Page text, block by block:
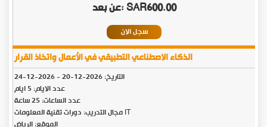
SAR600.00
سجل الان
الذكاء الاصطناعي التطبيقي في الأعمال واتخاذ القرار
التاريخ:2026-12-20
-
2026-12-24
عدد الايام: 5 ايام
عدد الساعات: 25 ساعة
مجال التدريب: دورات تقنية المعلومات IT